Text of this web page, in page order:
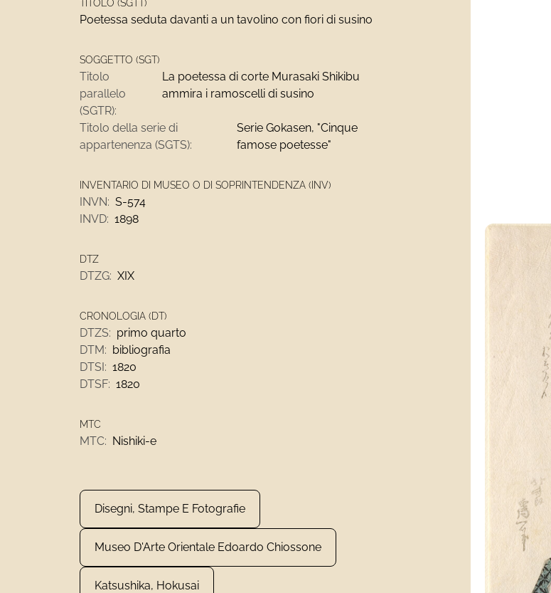
TITOLO (SGTT)
Poetessa seduta davanti a un tavolino con fiori di susino
SOGGETTO (SGT)
Titolo
parallelo
(SGTR):
La poetessa di corte Murasaki Shikibu
ammira i ramoscelli di susino
Titolo della serie di
appartenenza (SGTS):
Serie Gokasen, "Cinque
famose poetesse"
INVENTARIO DI MUSEO O DI SOPRINTENDENZA (INV)
INVN: S-574
INVD: 1898
DTZ
DTZG: XIX
CRONOLOGIA (DT)
DTZS: primo quarto
DTM: bibliografia
DTSI: 1820
DTSF: 1820
MTC
MTC: Nishiki-e
Disegni, Stampe E Fotografie
Museo D'Arte Orientale Edoardo Chiossone
Katsushika, Hokusai